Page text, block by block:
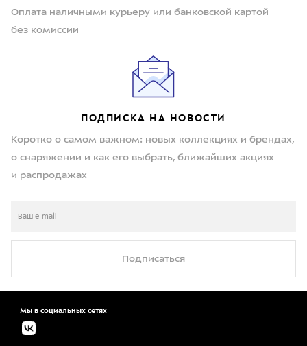
Оплата наличными курьеру или банковской картой
без комиссии
ПОДПИСКА НА НОВОСТИ
Коротко о самом важном: новых коллекциях и брендах,
о снаряжении и как его выбрать, ближайших акциях
и распродажах
Подписаться
Мы в социальных сетях